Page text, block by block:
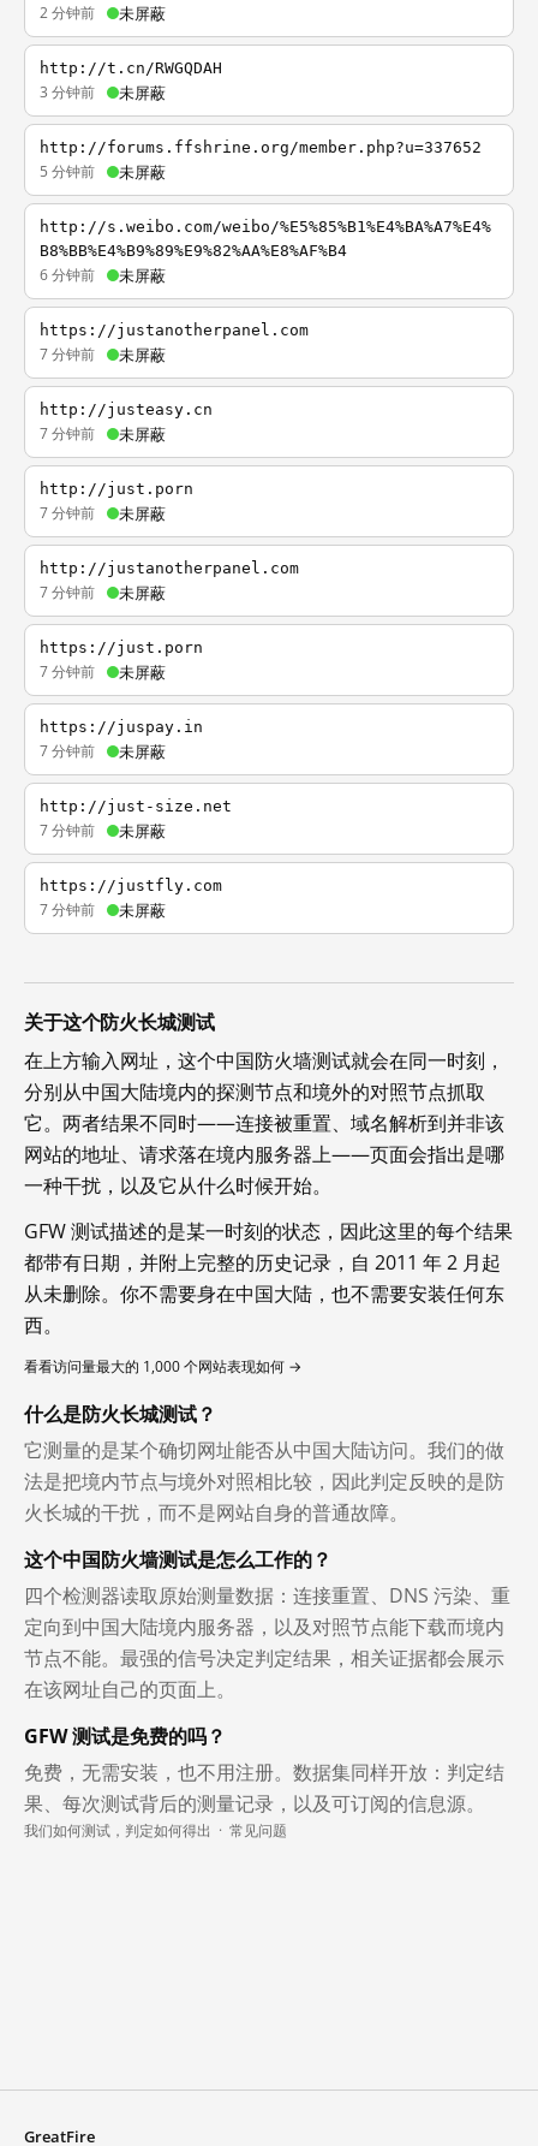
2 分钟前 未屏蔽
http://t.cn/RWGQDAH
3 分钟前 未屏蔽
http://forums.ffshrine.org/member.php?u=337652
5 分钟前 未屏蔽
http://s.weibo.com/weibo/%E5%85%B1%E4%BA%A7%E4%
B8%BB%E4%B9%89%E9%82%AA%E8%AF%B4
6 分钟前 未屏蔽
https://justanotherpanel.com
7 分钟前 未屏蔽
http://justeasy.cn
7 分钟前 未屏蔽
http://just.porn
7 分钟前 未屏蔽
http://justanotherpanel.com
7 分钟前 未屏蔽
https://just.porn
7 分钟前 未屏蔽
https://juspay.in
7 分钟前 未屏蔽
http://just-size.net
7 分钟前 未屏蔽
https://justfly.com
7 分钟前 未屏蔽
关于这个防火长城测试
在上方输入网址，这个中国防火墙测试就会在同一时刻，
分别从中国大陆境内的探测节点和境外的对照节点抓取
它。两者结果不同时——连接被重置、域名解析到并非该
网站的地址、请求落在境内服务器上——页面会指出是哪
一种干扰，以及它从什么时候开始。
GFW 测试描述的是某一时刻的状态，因此这里的每个结果
都带有日期，并附上完整的历史记录，自 2011 年 2 月起
从未删除。你不需要身在中国大陆，也不需要安装任何东
西。
看看访问量最大的 1,000 个网站表现如何 →
什么是防火长城测试？
它测量的是某个确切网址能否从中国大陆访问。我们的做
法是把境内节点与境外对照相比较，因此判定反映的是防
火长城的干扰，而不是网站自身的普通故障。
这个中国防火墙测试是怎么工作的？
四个检测器读取原始测量数据：连接重置、DNS 污染、重
定向到中国大陆境内服务器，以及对照节点能下载而境内
节点不能。最强的信号决定判定结果，相关证据都会展示
在该网址自己的页面上。
GFW 测试是免费的吗？
免费，无需安装，也不用注册。数据集同样开放：判定结
果、每次测试背后的测量记录，以及可订阅的信息源。
我们如何测试，判定如何得出 · 常见问题
GreatFire